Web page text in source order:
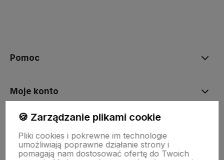
Pomoc
Moje konto
Płatności i dostawa
🍪 Zarządzanie plikami cookie
Pliki cookies i pokrewne im technologie
umożliwiają poprawne działanie strony i
pomagają nam dostosować ofertę do Twoich